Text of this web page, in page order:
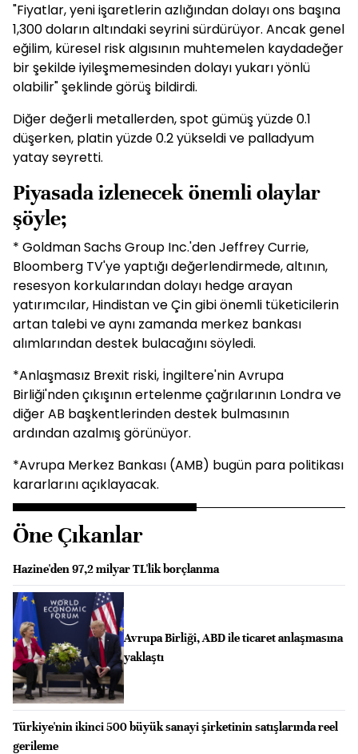
"Fiyatlar, yeni işaretlerin azlığından dolayı ons başına
1,300 doların altındaki seyrini sürdürüyor. Ancak genel
eğilim, küresel risk algısının muhtemelen kaydadeğer
bir şekilde iyileşmemesinden dolayı yukarı yönlü
olabilir" şeklinde görüş bildirdi.
Diğer değerli metallerden, spot gümüş yüzde 0.1
düşerken, platin yüzde 0.2 yükseldi ve palladyum
yatay seyretti.
Piyasada izlenecek önemli olaylar
şöyle;
* Goldman Sachs Group Inc.'den Jeffrey Currie,
Bloomberg TV'ye yaptığı değerlendirmede, altının,
resesyon korkularından dolayı hedge arayan
yatırımcılar, Hindistan ve Çin gibi önemli tüketicilerin
artan talebi ve aynı zamanda merkez bankası
alımlarından destek bulacağını söyledi.
*Anlaşmasız Brexit riski, İngiltere'nin Avrupa
Birliği'nden çıkışının ertelenme çağrılarının Londra ve
diğer AB başkentlerinden destek bulmasının
ardından azalmış görünüyor.
*Avrupa Merkez Bankası (AMB) bugün para politikası
kararlarını açıklayacak.
Öne Çıkanlar
Hazine'den 97,2 milyar TL'lik borçlanma
Avrupa Birliği, ABD ile ticaret anlaşmasına
yaklaştı
Türkiye'nin ikinci 500 büyük sanayi şirketinin satışlarında reel
gerileme